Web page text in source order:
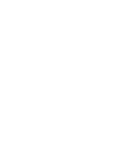
naturlige skønhed i
bugt. Et
i en bjergside. At
uforglemmelig ferie.